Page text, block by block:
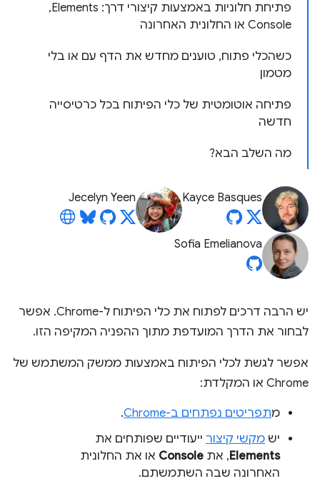
פתיחת חלוניות באמצעות קיצורי דרך: Elements,‏
Console או החלונית האחרונה
כשהכלי פתוח, טוענים מחדש את הדף עם או בלי
מטמון
פתיחה אוטומטית של כלי הפיתוח בכל כרטיסייה
חדשה
מה השלב הבא?
Kayce Basques
Jecelyn Yeen
Sofia Emelianova
יש הרבה דרכים לפתוח את כלי הפיתוח ל-Chrome. אפשר
לבחור את הדרך המועדפת מתוך ההפניה המקיפה הזו.
אפשר לגשת לכלי הפיתוח באמצעות ממשק המשתמש של
Chrome או המקלדת:
מתפריטים נפתחים ב-Chrome
.
יש מקשי קיצור ייעודיים שפותחים את
Elements, את Console או את החלונית
האחרונה שבה השתמשתם.